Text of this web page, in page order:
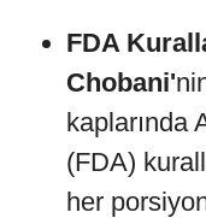
FDA
Chobani'
kaplarında
(FDA)
her